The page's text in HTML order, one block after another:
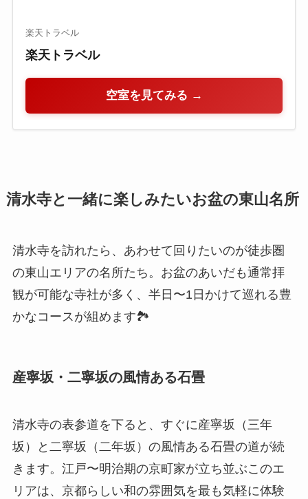
楽天トラベル
楽天トラベル
空室を見てみる →
清水寺と一緒に楽しみたいお盆の東山名所
清水寺を訪れたら、あわせて回りたいのが徒歩圏
の東山エリアの名所たち。お盆のあいだも通常拝
観が可能な寺社が多く、半日〜1日かけて巡れる豊
かなコースが組めます🏞️
産寧坂・二寧坂の風情ある石畳
清水寺の表参道を下ると、すぐに産寧坂（三年
坂）と二寧坂（二年坂）の風情ある石畳の道が続
きます。江戸〜明治期の京町家が立ち並ぶこのエ
リアは、京都らしい和の雰囲気を最も気軽に体験